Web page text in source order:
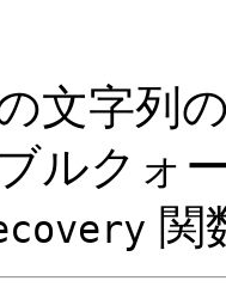
文字列
ルクォ
関